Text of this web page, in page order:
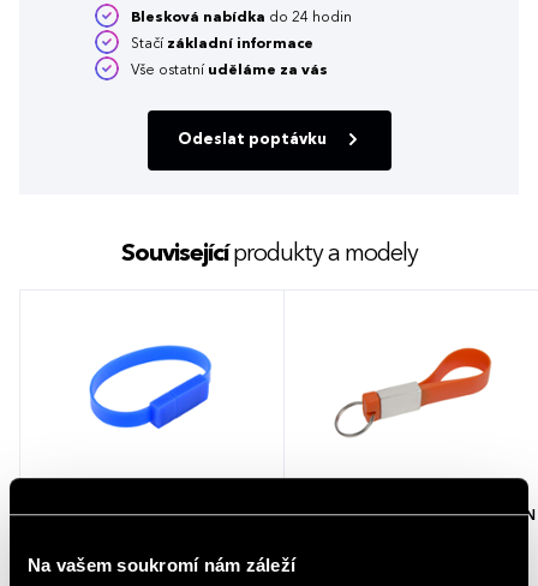
Na vašem soukromí nám záleží
Blesková nabídka do 24 hodin
Stačí základní informace
Vše ostatní uděláme za vás
Odeslat poptávku
Souvisejícíprodukty a modely
Náramkový USB flash disk LILLIAN
Klíčenkový USB flash disk GRANDIN